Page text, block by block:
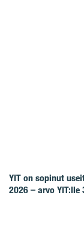
YIT on sopinut
2026 – arvo